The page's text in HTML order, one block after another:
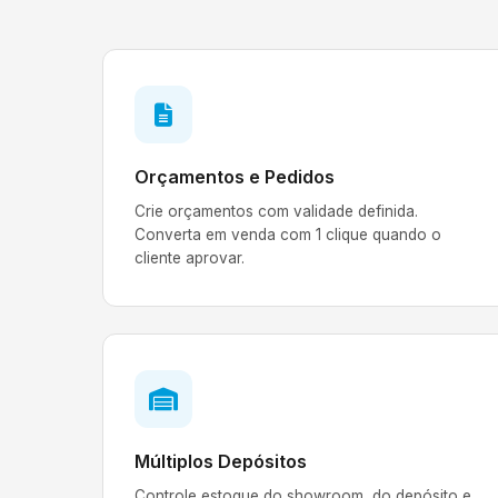
Orçamentos e Pedidos
Crie orçamentos com validade definida.
Converta em venda com 1 clique quando o
cliente aprovar.
Múltiplos Depósitos